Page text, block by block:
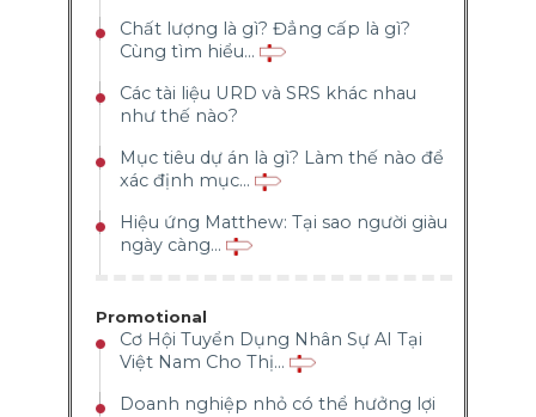
Chất lượng là gì? Đẳng cấp là gì?
Cùng tìm hiểu...
Các tài liệu URD và SRS khác nhau
như thế nào?
Mục tiêu dự án là gì? Làm thế nào để
xác định mục...
Hiệu ứng Matthew: Tại sao người giàu
ngày càng...
Promotional
Cơ Hội Tuyển Dụng Nhân Sự AI Tại
Việt Nam Cho Thị...
Doanh nghiệp nhỏ có thể hưởng lợi